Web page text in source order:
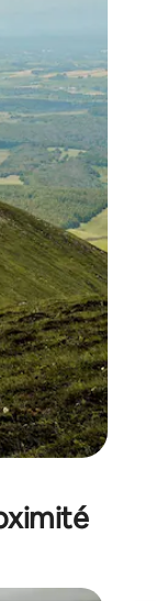
faisant glisser.